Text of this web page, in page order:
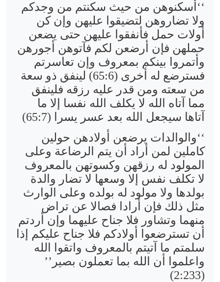
‘‘أسكنوهن من حيث سكنتم من وجدكم
ولا تضاروهن لتضيقوا عليهن وإن كن
أولات حمل فأنفقوا عليهن حتى يضعن
حملهن فإن أرضعن لكم فآتوهن أجورهن
وأتمروا بينكم بمعروف وإن تعاسرتم
فسترضع له أخرى (65:6) لينفق ذو سعة
من سعته ومن قدر عليه رزقه فلينفق
مما آتاه الله لا يكلف الله نفسا إلا ما
آتاها سيجعل الله بعد عسر يسرا (65:7)
‘‘والوالدات يرضعن أولادهن حولين
كاملين لمن أراد أن يتم الرضاعة وعلى
المولود له رزقهن وكسوتهن بالمعروف
لا تكلف نفس إلا وسعها لا تضار والدة
بولدها ولا مولود له بولده وعلى الوارث
مثل ذلك فإن أرادا فصالا عن تراض
منهما وتشاور فلا جناح عليهما وإن أردتم
أن تسترضعوا أولادكم فلا جناح عليكم إذا
سلمتم ما آتيتم بالمعروف واتقوا الله
واعلموا أن الله بما تعملون بصير’’
(2:233)